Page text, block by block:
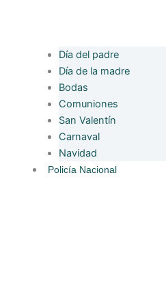
Día del padre
Día de la madre
Bodas
Comuniones
San Valentín
Carnaval
Navidad
Policía Nacional